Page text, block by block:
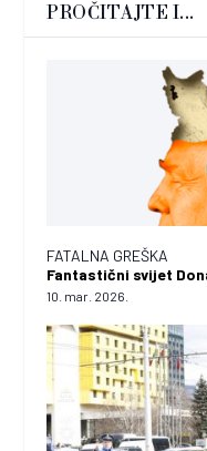
PROČITAJTE I...
FATALNA GREŠKA
Fantastični svijet
10. mar. 2026.